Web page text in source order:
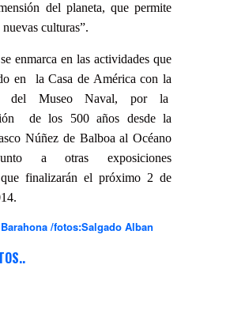
del planeta, que permite
culturas”.
enmarca en las actividades que
en la Casa de América con la
del Museo Naval, por la
de los 500 años desde la
Núñez de Balboa al Océano
a otras exposiciones
finalizarán el próximo 2 de
/fotos:Salgado Alban